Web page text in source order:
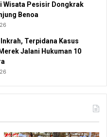
Wisata Pesisir Dongkrak
Benoa
Terpidana Kasus
Jalani Hukuman 10